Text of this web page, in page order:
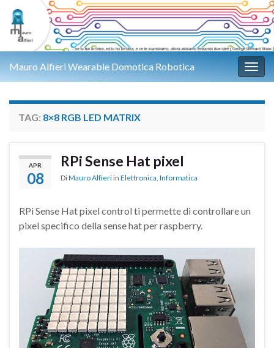
Mauro Alfieri Wearable Domotica Robotica
TAG: 8×8 RGB LED MATRIX
APR
08
RPi Sense Hat pixel
DiMauro Alfieri in Elettronica, Informatica
RPi Sense Hat pixel control ti permette di controllare un
pixel specifico della sense hat per raspberry.